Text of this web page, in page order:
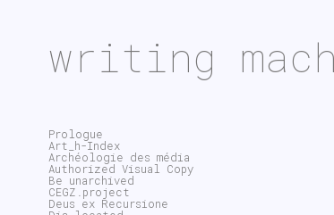
writing
Prologue
Art_h-Index
Archéologie des média
Authorized Visual Copy
Be unarchived
CEGZ.project
Deus ex Recursione